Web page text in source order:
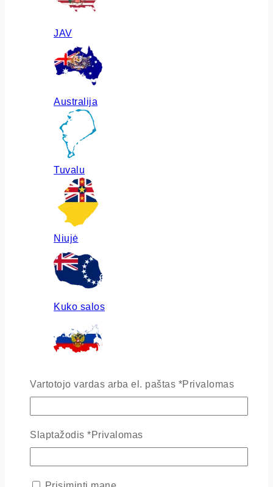
JAV
Australija
Tuvalu
Niujė
Kuko salos
Vartotojo vardas arba el. paštas *Privalomas
Slaptažodis *Privalomas